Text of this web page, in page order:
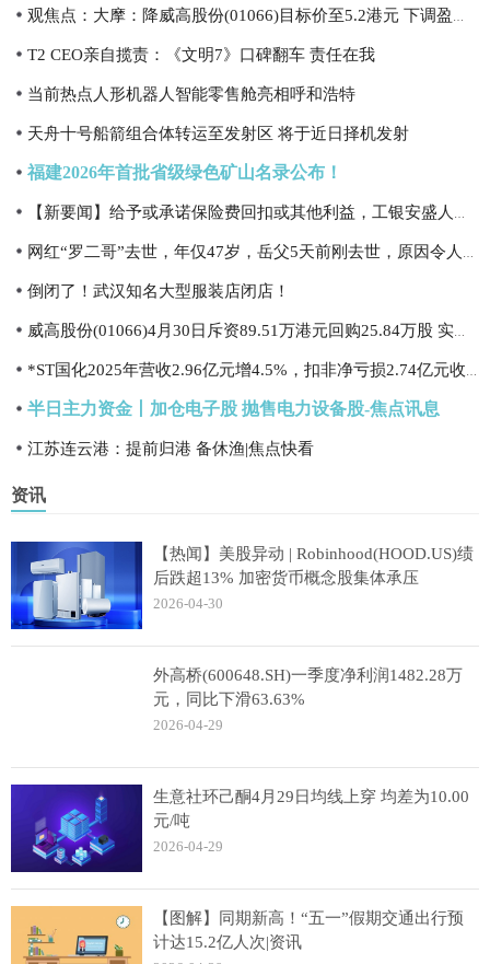
T2 CEO亲自揽责：《文明7》口碑翻车 责任在我
当前热点人形机器人智能零售舱亮相呼和浩特
天舟十号船箭组合体转运至发射区 将于近日择机发射
福建2026年首批省级绿色矿山名录公布！
倒闭了！武汉知名大型服装店闭店！
半日主力资金丨加仓电子股 抛售电力设备股-焦点讯息
江苏连云港：提前归港 备休渔|焦点快看
资讯
【热闻】美股异动 | Robinhood(HOOD.US)绩
后跌超13% 加密货币概念股集体承压
2026-04-30
外高桥(600648.SH)一季度净利润1482.28万
元，同比下滑63.63%
2026-04-29
生意社环己酮4月29日均线上穿 均差为10.00
元/吨
2026-04-29
【图解】同期新高！“五一”假期交通出行预
计达15.2亿人次|资讯